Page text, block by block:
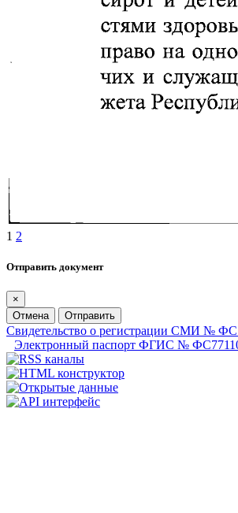
1 2
Отправить документ
×
Отмена
Отправить
Свидетельство о регистрации СМИ №
Электронный паспорт ФГИС №